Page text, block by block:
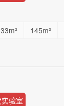
145m²
验室